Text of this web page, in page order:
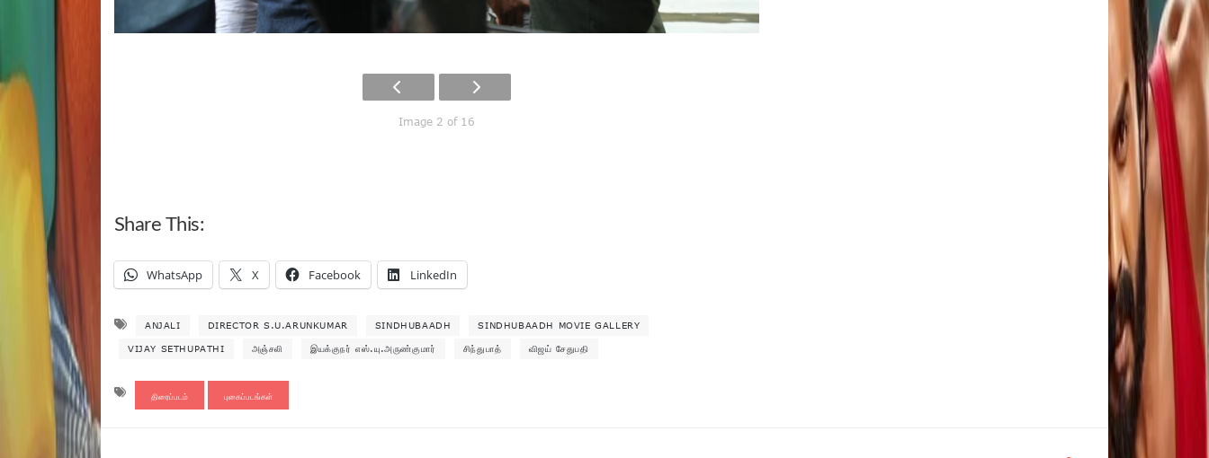
Image 2 of 16
Share This:
WhatsApp X Facebook LinkedIn
ANJALI DIRECTOR S.U.ARUNKUMAR SINDHUBAADH SINDHUBAADH MOVIE GALLERY
VIJAY SETHUPATHI அஞ்சலி இயக்குநர் எஸ்.யு.அருண்குமார் சிந்துபாத் விஜய் சேதுபதி
திரைப்படம் புகைப்படங்கள்